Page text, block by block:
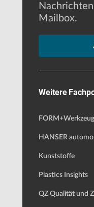
Mailbox.
Weitere
FORM+Werkzeug
HANSER
Kunststoffe
Plastics Insights
QZ Qualität und